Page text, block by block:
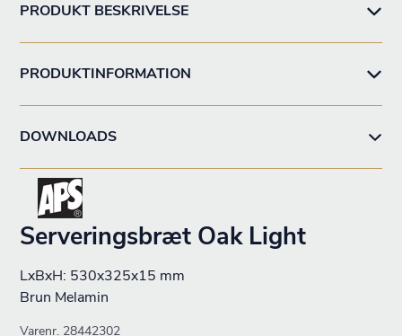
PRODUKT BESKRIVELSE
PRODUKTINFORMATION
DOWNLOADS
Serveringsbræt Oak Light
LxBxH: 530x325x15 mm
Brun Melamin
Varenr. 28442302